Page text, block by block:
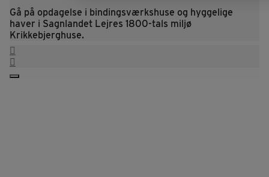
Gå på opdagelse i bindingsværkshuse og hyggelige
haver i Sagnlandet Lejres 1800-tals miljø
Krikkebjerghuse.